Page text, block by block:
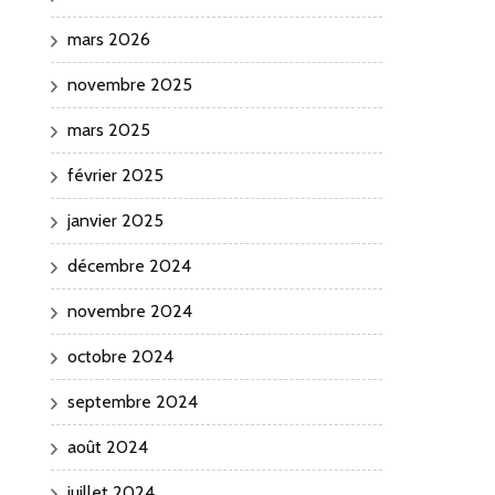
mars 2026
novembre 2025
mars 2025
février 2025
janvier 2025
décembre 2024
novembre 2024
octobre 2024
septembre 2024
août 2024